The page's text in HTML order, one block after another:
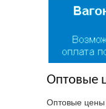
Оптовые
Оптовые цены